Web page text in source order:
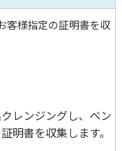
様指定の証明書を収
レンジングし、ベン
明書を収集します。